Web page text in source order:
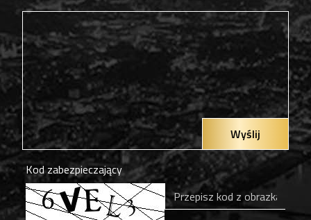
Wyślij
Kod zabezpieczający